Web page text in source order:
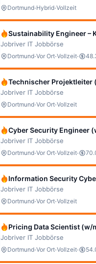
Dortmund·Hybrid·Vollzeit
Sustainability Engineer –
Jobriver IT Jobbörse
Dortmund·Vor Ort·Vollzeit·
Technischer
Jobriver IT Jobbörse
Dortmund·Vor Ort·Vollzeit
Cyber Security Engineer
Jobriver IT Jobbörse
Dortmund·Vor Ort·Vollzeit·
Information Security
Jobriver IT Jobbörse
Dortmund·Vor Ort·Vollzeit
Pricing Data Scientist (w/
Jobriver IT Jobbörse
Dortmund·Vor Ort·Vollzeit·